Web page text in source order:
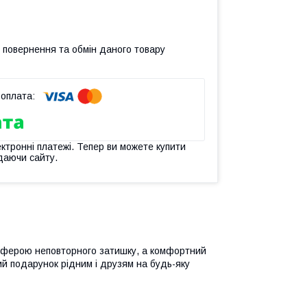
та обмін даного товару
платежі. Тепер ви можете купити
сайту.
неповторного затишку, а комфортний
подарунок рідним і друзям на будь-яку